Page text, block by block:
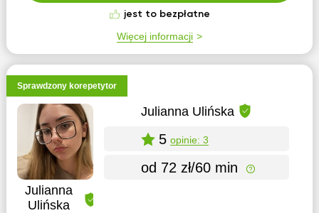
jest to bezpłatne
Więcej informacji
Sprawdzony korepetytor
Julianna
Ulińska
Julianna Ulińska
5 opinie: 3
od 72 zł/60 min